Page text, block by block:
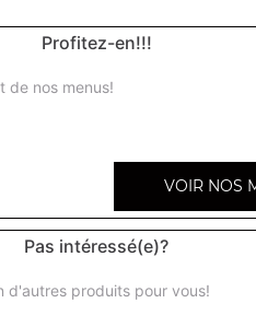
tomate, mozzarella, jambon,
tomate, mozzarella, viande
Profitez-en!!!
de nos menus!
VOIR NOS
Pas intéressé(e)?
d'autres produits pour vous!